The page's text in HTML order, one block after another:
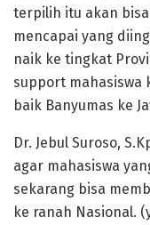
terpilih itu akan
mencapai yang
naik ke tingkat
support mahasiswa
baik Banyumas ke
Dr. Jebul Suroso,
agar mahasiswa
sekarang bisa
ke ranah Nasional.